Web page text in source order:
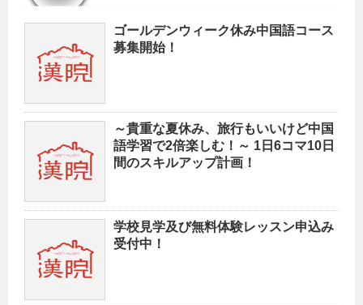
ゴールデンウィーク休み中国語コース
募集開始！
～貴重な夏休み、旅行もいいけど中国
語学習で2倍楽しむ！～ 1日6コマ10日
間のスキルアップ計画！
学校見学及び無料体験レッスン申込み
受付中！